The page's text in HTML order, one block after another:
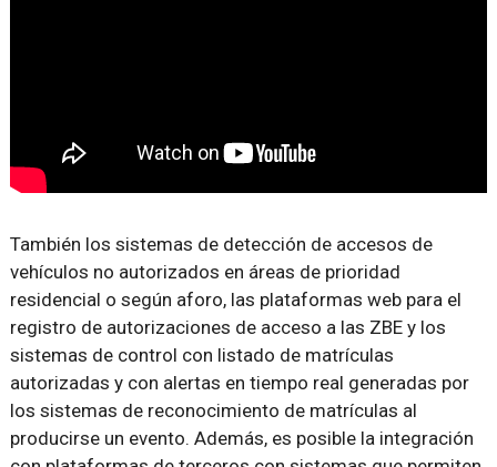
También los sistemas de detección de accesos de
vehículos no autorizados en áreas de prioridad
residencial o según aforo, las plataformas web para el
registro de autorizaciones de acceso a las ZBE y los
sistemas de control con listado de matrículas
autorizadas y con alertas en tiempo real generadas por
los sistemas de reconocimiento de matrículas al
producirse un evento. Además, es posible la integración